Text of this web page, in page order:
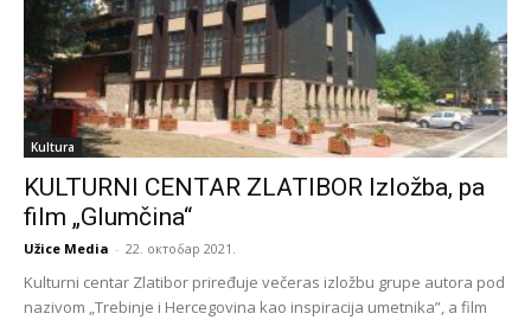
Kultura
KULTURNI CENTAR ZLATIBOR Izložba, pa
film „Glumčina“
Užice Media - 22. октобар 2021.
Kulturni centar Zlatibor priređuje večeras izložbu grupe autora pod
nazivom „Trebinje i Hercegovina kao inspiracija umetnika”, a film